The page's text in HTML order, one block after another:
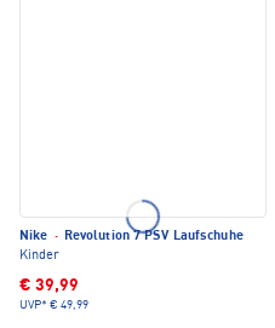
Nike · Revolution 7 PSV Laufschuhe
Kinder
€ 39,99
UVP* € 49,99